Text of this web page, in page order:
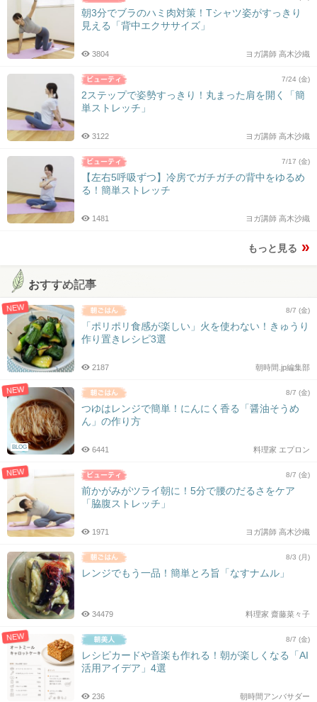
朝3分でブラのハミ肉対策！Tシャツ姿がすっきり
見える「背中エクササイズ」
ヨガ講師 高木沙織
3804
7/24 (金)
2ステップで姿勢すっきり！丸まった肩を開く「簡
単ストレッチ」
ヨガ講師 高木沙織
3122
7/17 (金)
【左右5呼吸ずつ】冷房でガチガチの背中をゆるめ
る！簡単ストレッチ
ヨガ講師 高木沙織
1481
もっと見る
おすすめ記事
NEW 8/7 (金)
「ポリポリ食感が楽しい」火を使わない！きゅうり
作り置きレシピ3選
朝時間.jp編集部
2187
NEW
BLOG
8/7 (金)
つゆはレンジで簡単！にんにく香る「醤油そうめ
ん」の作り方
料理家 エプロン
6441
NEW 8/7 (金)
前かがみがツライ朝に！5分で腰のだるさをケア
「脇腹ストレッチ」
ヨガ講師 高木沙織
1971
8/3 (月)
レンジでもう一品！簡単とろ旨「なすナムル」
料理家 齋藤菜々子
34479
NEW 8/7 (金)
レシピカードや音楽も作れる！朝が楽しくなる「AI
活用アイデア」4選
朝時間アンバサダー
236